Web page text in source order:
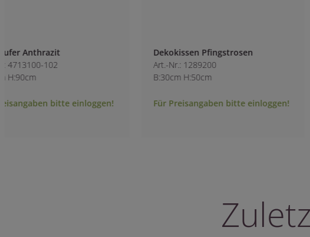
Dekokissen Pfingstrosen
Art.-Nr.: 1289200
B:30cm H:50cm
Für Preisangaben bitte einloggen!
Dekokissen Blumenmotiv
Art.-Nr.: 1289300
B:45cm H:45cm
Für Preisangaben bitte